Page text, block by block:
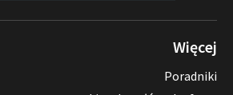
Więcej
Poradniki